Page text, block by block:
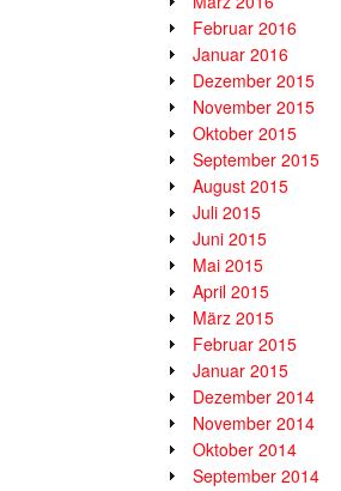
Februar 2016
Januar 2016
Dezember 2015
November 2015
Oktober 2015
September 2015
August 2015
Juli 2015
Juni 2015
Mai 2015
April 2015
März 2015
Februar 2015
Januar 2015
Dezember 2014
November 2014
Oktober 2014
September 2014